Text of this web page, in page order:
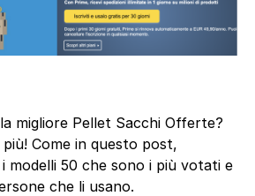
migliore Pellet Sacchi Offerte?
Come in questo post,
modelli 50 che sono i più votati e
che li usano.